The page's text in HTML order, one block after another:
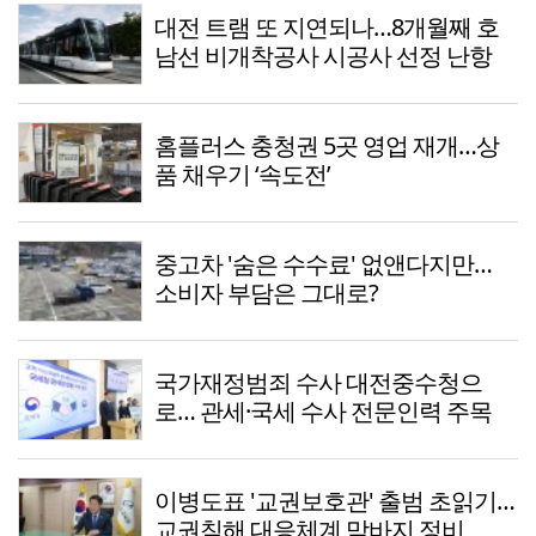
대전 트램 또 지연되나…8개월째 호
남선 비개착공사 시공사 선정 난항
홈플러스 충청권 5곳 영업 재개…상
품 채우기 ‘속도전’
중고차 '숨은 수수료' 없앤다지만…
소비자 부담은 그대로?
국가재정범죄 수사 대전중수청으
로… 관세·국세 수사 전문인력 주목
이병도표 '교권보호관' 출범 초읽기…